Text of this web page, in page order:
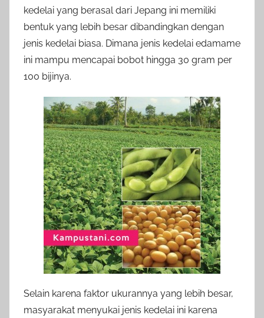
kedelai yang berasal dari Jepang ini memiliki
bentuk yang lebih besar dibandingkan dengan
jenis kedelai biasa. Dimana jenis kedelai edamame
ini mampu mencapai bobot hingga 30 gram per
100 bijinya.
Selain karena faktor ukurannya yang lebih besar,
masyarakat menyukai jenis kedelai ini karena